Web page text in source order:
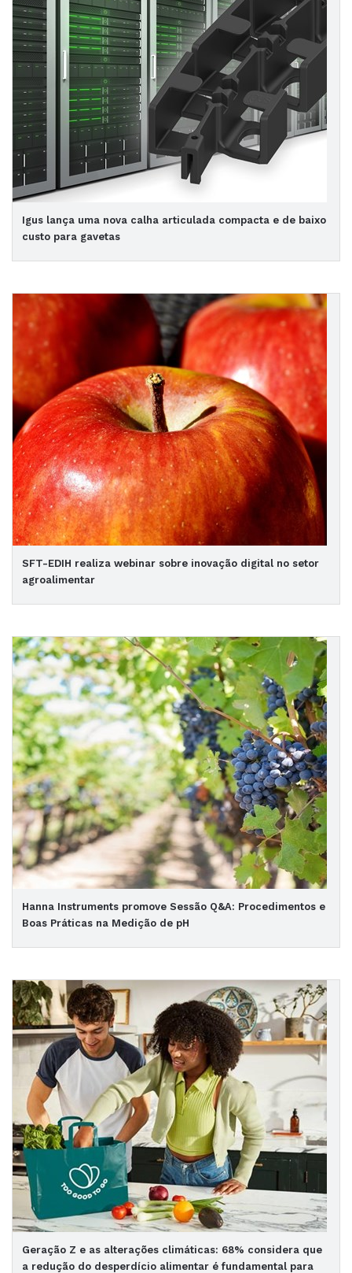
Igus lança uma nova calha articulada compacta e de baixo
custo para gavetas
SFT-EDIH realiza webinar sobre inovação digital no setor
agroalimentar
Hanna Instruments promove Sessão Q&A: Procedimentos e
Boas Práticas na Medição de pH
Geração Z e as alterações climáticas: 68% considera que
a redução do desperdício alimentar é fundamental para